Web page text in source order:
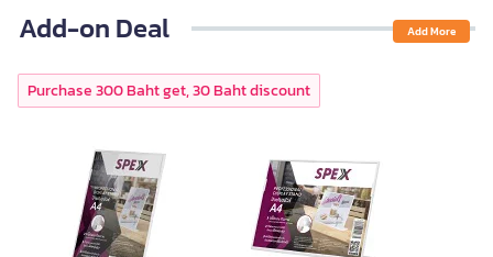
Add-on Deal Add More
Purchase 300 Baht get, 30 Baht discount